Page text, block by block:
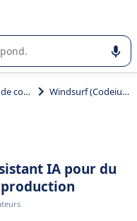
ou la sélection de
Éditeurs de code Windsurf (Codeium)
IA pour du